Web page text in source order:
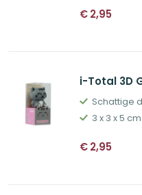
€2,95
i-Total 3D
Schattige
3 x 3 x 5
€2,95